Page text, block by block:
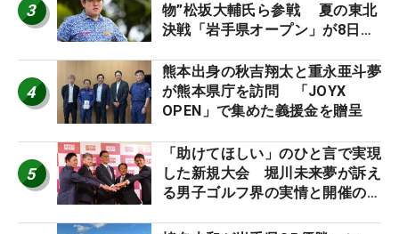
3
物”松坂大輔氏ら参戦 夏の東北
決戦「岩手県オープン」が8日開
4
熊本出身の秋吉翔太と重永亜斗夢
が熊本県庁を訪問 「JOYX
OPEN」で集めた義援金を贈呈
5
「助けてほしい」のひと言で実現
した新規大会 堀川未来夢が訴え
る男子ゴルフ界の実情と開催の舞